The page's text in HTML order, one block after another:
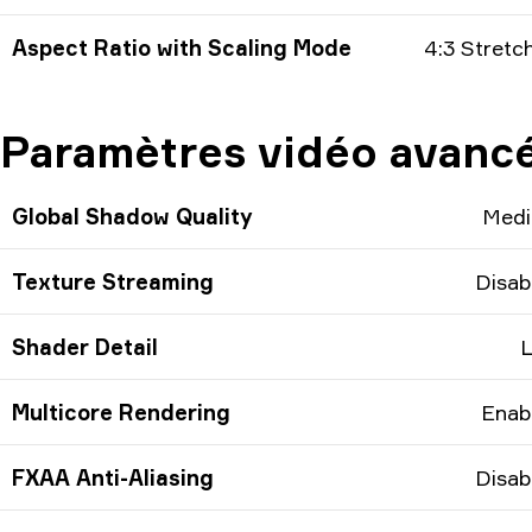
Aspect Ratio with Scaling Mode 4:3
Paramètres vidéo
Global Shadow Quality
Texture Streaming
Shader Detail
Multicore Rendering
FXAA Anti-Aliasing